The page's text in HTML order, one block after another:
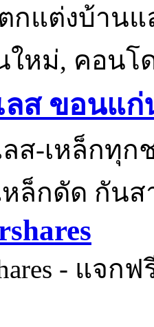
กแต่งบ้าน
ใหม่, คอนโ
ลส ขอนแก่
ส-เหล็กทุ
หล็กดัด กัน
- แจก